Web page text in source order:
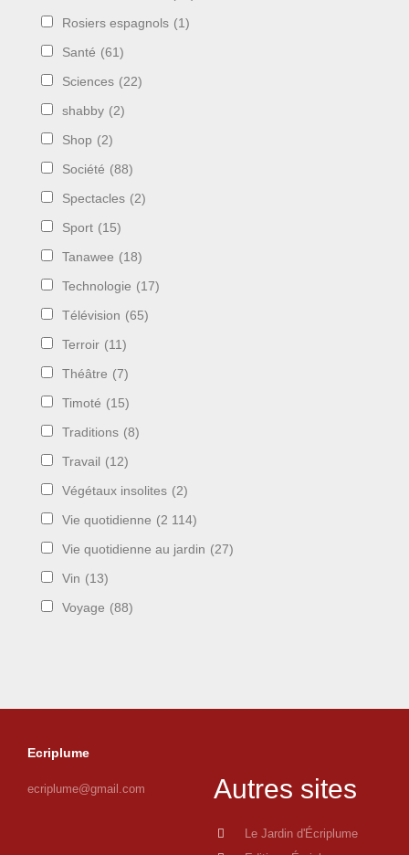
Rosiers espagnols (1)
Santé (61)
Sciences (22)
shabby (2)
Shop (2)
Société (88)
Spectacles (2)
Sport (15)
Tanawee (18)
Technologie (17)
Télévision (65)
Terroir (11)
Théâtre (7)
Timoté (15)
Traditions (8)
Travail (12)
Végétaux insolites (2)
Vie quotidienne (2 114)
Vie quotidienne au jardin (27)
Vin (13)
Voyage (88)
Ecriplume
ecriplume@gmail.com Autres sites
Le Jardin d'Écriplume